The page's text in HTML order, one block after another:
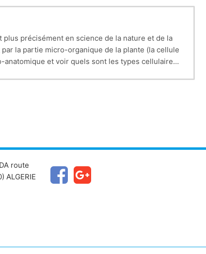
précisément en science de la nature et de la
micro-organique de la plante (la cellule
et voir quels sont les types cellulaires
route
ALGERIE